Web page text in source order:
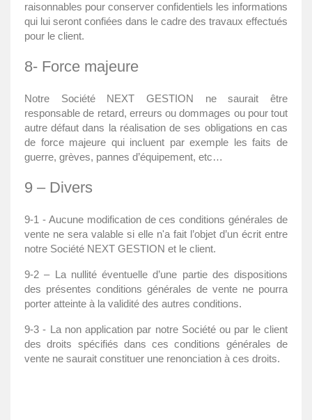
raisonnables pour conserver confidentiels les informations
qui lui seront confiées dans le cadre des travaux effectués
pour le client.
8- Force majeure
Notre Société NEXT GESTION ne saurait être
responsable de retard, erreurs ou dommages ou pour tout
autre défaut dans la réalisation de ses obligations en cas
de force majeure qui incluent par exemple les faits de
guerre, grèves, pannes d’équipement, etc…
9 – Divers
9-1 - Aucune modification de ces conditions générales de
vente ne sera valable si elle n'a fait l’objet d’un écrit entre
notre Société NEXT GESTION et le client.
9-2 – La nullité éventuelle d’une partie des dispositions
des présentes conditions générales de vente ne pourra
porter atteinte à la validité des autres conditions.
9-3 - La non application par notre Société ou par le client
des droits spécifiés dans ces conditions générales de
vente ne saurait constituer une renonciation à ces droits.